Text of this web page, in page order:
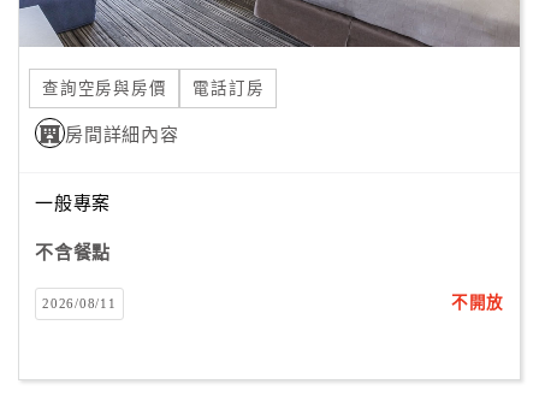
請
款
收
據
案
查詢空房與房價 電話訂房
房間詳細內容
一般專案
不含餐點
2026/08/11 不開放